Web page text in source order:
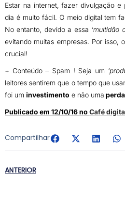
Estar na internet, fazer divulgação e
dia é muito fácil. O meio digital tem
No entanto, devido a essa ‘multidão
evitando muitas empresas. Por isso,
crucial!
+ Conteúdo – Spam ! Seja um ‘
leitores sentirem que o tempo que
foi um investimento e não uma
Publicado em 12/10/16 no Café
Compartilhar
ANTERIOR